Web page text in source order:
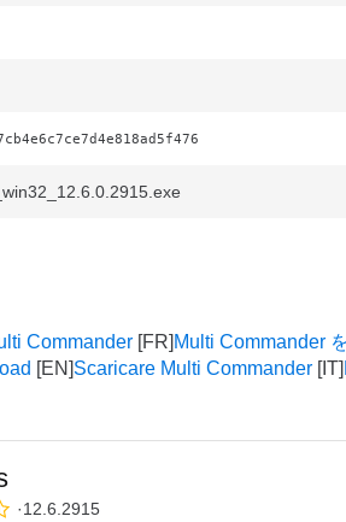
Commander
Multi Commander
Scaricare Multi Commander
12.6.2915